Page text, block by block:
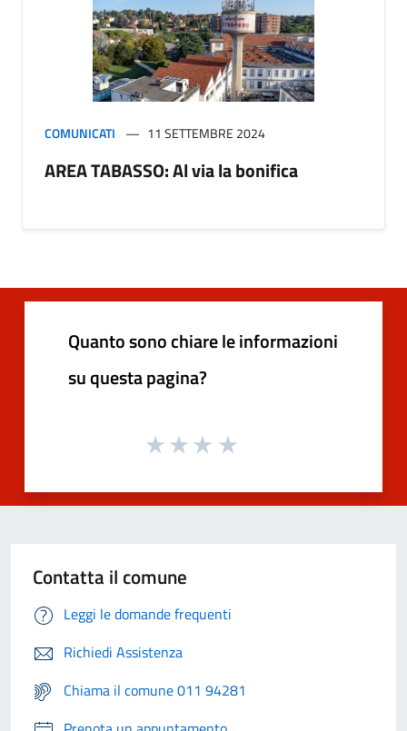
COMUNICATI 11 SETTEMBRE 2024
AREA TABASSO: Al via la bonifica
Quanto sono chiare le informazioni
su questa pagina?
Contatta il comune
Leggi le domande frequenti
Richiedi Assistenza
Chiama il comune 011 94281